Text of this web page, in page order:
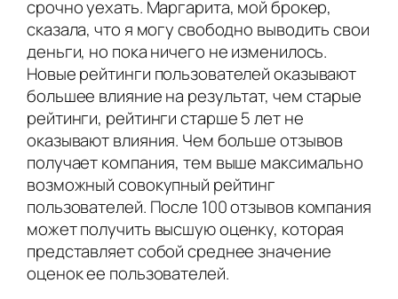
срочно уехать. Маргарита, мой брокер,
сказала, что я могу свободно выводить свои
деньги, но пока ничего не изменилось.
Новые рейтинги пользователей оказывают
большее влияние на результат, чем старые
рейтинги, рейтинги старше 5 лет не
оказывают влияния. Чем больше отзывов
получает компания, тем выше максимально
возможный совокупный рейтинг
пользователей. После 100 отзывов компания
может получить высшую оценку, которая
представляет собой среднее значение
оценок ее пользователей.